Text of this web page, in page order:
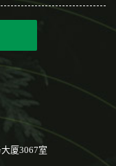
厦3067室